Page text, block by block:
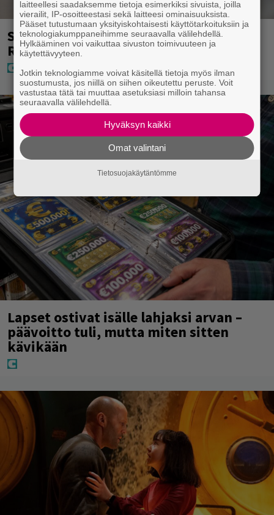
Seiska: Joel Harkimo ja Kastanja
Rauhala – Joel kertoo nyt kaiken
Lapset ostivat isälle lahjaksi arvan –
päävoitto tuli, mutta miten sitten
kävikään
laitteellesi saadaksemme tietoja esimerkiksi sivuista, joilla
vierailit, IP-osoitteestasi sekä laitteesi ominaisuuksista.
Pääset tutustumaan yksityiskohtaisesti käyttötarkoituksiin ja
teknologiakumppaneihimme seuraavalla välilehdellä.
Hylkääminen voi vaikuttaa sivuston toimivuuteen ja
käytettävyyteen.
Jotkin teknologiamme voivat käsitellä tietoja myös ilman
suostumusta, jos niillä on siihen oikeutettu peruste. Voit
vastustaa tätä tai muuttaa asetuksiasi milloin tahansa
seuraavalla välilehdellä.
Hyväksyn kaikki
Omat valintani
Tietosuojakäytäntömme